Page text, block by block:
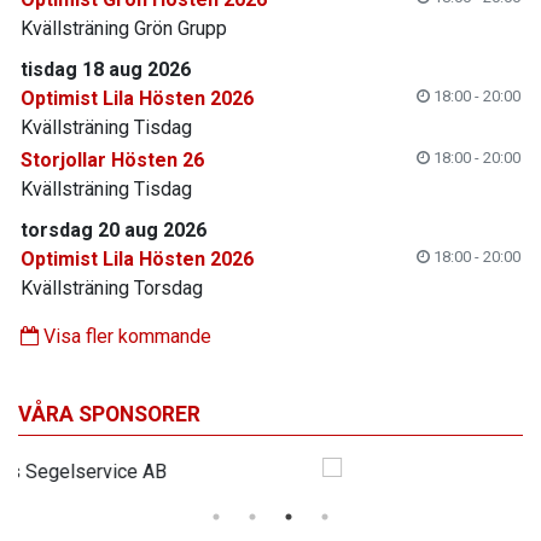
Kvällsträning Grön Grupp
tisdag 18 aug 2026
Optimist Lila Hösten 2026
18:00 - 20:00
Kvällsträning Tisdag
Storjollar Hösten 26
18:00 - 20:00
Kvällsträning Tisdag
torsdag 20 aug 2026
Optimist Lila Hösten 2026
18:00 - 20:00
Kvällsträning Torsdag
Visa fler kommande
VÅRA SPONSORER